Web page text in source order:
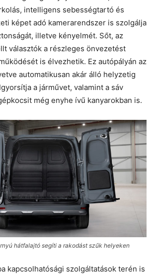
intelligens sebességtartó és
képet adó kamerarendszer is szolgálja
illetve kényelmét. Sőt, az
választók a részleges önvezetést
is élvezhetik. Ez autópályán az
automatikusan akár álló helyzetig
a járművet, valamint a sáv
még enyhe ívű kanyarokban is.
hátfalajtó segíti a rakodást szűk helyeken
kapcsolhatósági szolgáltatások terén is